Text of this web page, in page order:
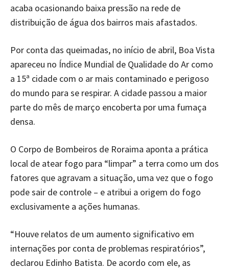
acaba ocasionando baixa pressão na rede de
distribuição de água dos bairros mais afastados.
Por conta das queimadas, no início de abril, Boa Vista
apareceu no Índice Mundial de Qualidade do Ar como
a 15ª cidade com o ar mais contaminado e perigoso
do mundo para se respirar. A cidade passou a maior
parte do mês de março encoberta por uma fumaça
densa.
O Corpo de Bombeiros de Roraima aponta a prática
local de atear fogo para “limpar” a terra como um dos
fatores que agravam a situação, uma vez que o fogo
pode sair de controle – e atribui a origem do fogo
exclusivamente a ações humanas.
“Houve relatos de um aumento significativo em
internações por conta de problemas respiratórios”,
declarou Edinho Batista. De acordo com ele, as